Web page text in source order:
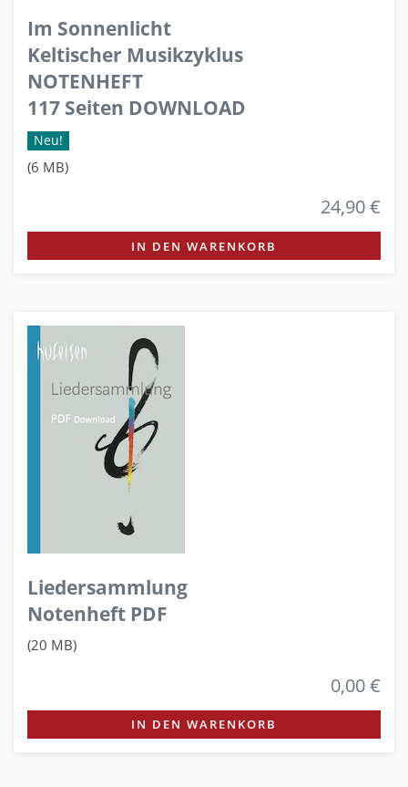
Im Sonnenlicht
Keltischer Musikzyklus
NOTENHEFT
117 Seiten DOWNLOAD
Neu!
(6 MB)
24,90 €
IN DEN WARENKORB
Liedersammlung
Notenheft PDF
(20 MB)
0,00 €
IN DEN WARENKORB